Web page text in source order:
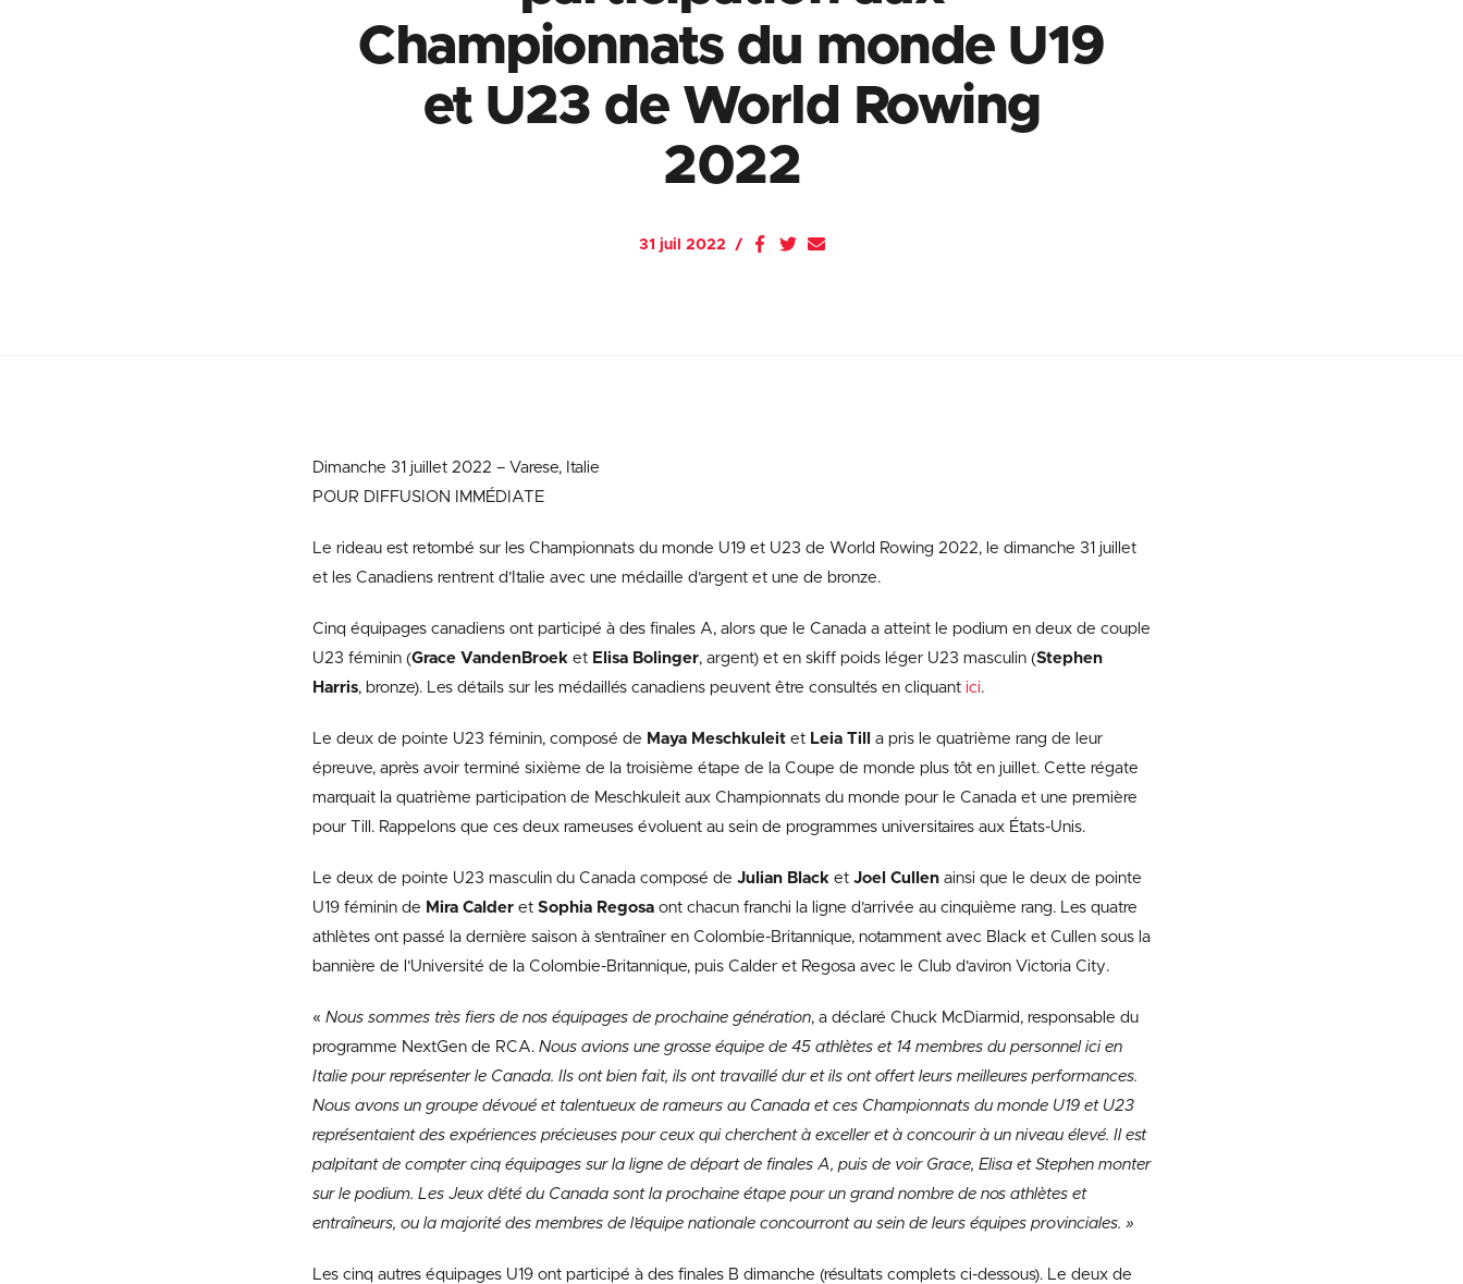
Championnats du monde U19
et U23 de World Rowing
2022
31 juil 2022
Dimanche 31 juillet 2022 – Varese, Italie
POUR DIFFUSION IMMÉDIATE
Le rideau est retombé sur les Championnats du monde U19 et U23 de World Rowing 2022, le dimanche 31 juillet
et les Canadiens rentrent d’Italie avec une médaille d’argent et une de bronze.
Cinq équipages canadiens ont participé à des finales A, alors que le Canada a atteint le podium en deux de couple
U23 féminin (Grace VandenBroek et Elisa Bolinger, argent) et en skiff poids léger U23 masculin (Stephen
Harris, bronze). Les détails sur les médaillés canadiens peuvent être consultés en cliquant ici.
Le deux de pointe U23 féminin, composé de Maya Meschkuleit et Leia Till a pris le quatrième rang de leur
épreuve, après avoir terminé sixième de la troisième étape de la Coupe de monde plus tôt en juillet. Cette régate
marquait la quatrième participation de Meschkuleit aux Championnats du monde pour le Canada et une première
pour Till. Rappelons que ces deux rameuses évoluent au sein de programmes universitaires aux États-Unis.
Le deux de pointe U23 masculin du Canada composé de Julian Black et Joel Cullen ainsi que le deux de pointe
U19 féminin de Mira Calder et Sophia Regosa ont chacun franchi la ligne d’arrivée au cinquième rang. Les quatre
athlètes ont passé la dernière saison à s’entraîner en Colombie-Britannique, notamment avec Black et Cullen sous la
bannière de l’Université de la Colombie-Britannique, puis Calder et Regosa avec le Club d’aviron Victoria City.
« Nous sommes très fiers de nos équipages de prochaine génération, a déclaré Chuck McDiarmid, responsable du
programme NextGen de RCA. Nous avions une grosse équipe de 45 athlètes et 14 membres du personnel ici en
Italie pour représenter le Canada. Ils ont bien fait, ils ont travaillé dur et ils ont offert leurs meilleures performances.
Nous avons un groupe dévoué et talentueux de rameurs au Canada et ces Championnats du monde U19 et U23
représentaient des expériences précieuses pour ceux qui cherchent à exceller et à concourir à un niveau élevé. Il est
palpitant de compter cinq équipages sur la ligne de départ de finales A, puis de voir Grace, Elisa et Stephen monter
sur le podium. Les Jeux d’été du Canada sont la prochaine étape pour un grand nombre de nos athlètes et
entraîneurs, ou la majorité des membres de l’équipe nationale concourront au sein de leurs équipes provinciales. »
Les cinq autres équipages U19 ont participé à des finales B dimanche (résultats complets ci-dessous). Le deux de